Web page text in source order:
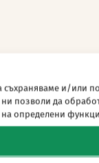
съхраняваме и/
ни позволи да
на определени